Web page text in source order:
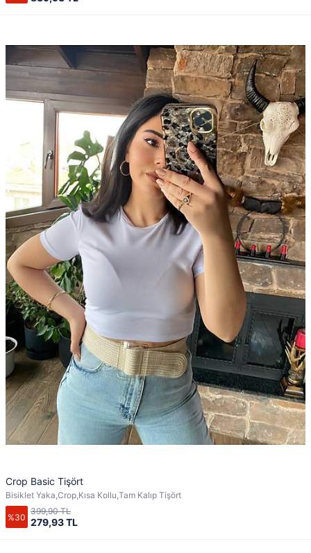
Crop Basic Tişört
Bisiklet Yaka,Crop,Kısa Kollu,Tam Kalıp Tişört
%30 279,93 TL
399,90 TL